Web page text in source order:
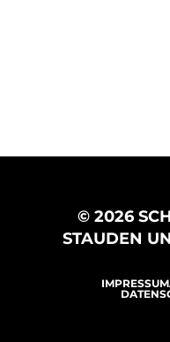
© 2026
STAUDEN
IMPRESSUM